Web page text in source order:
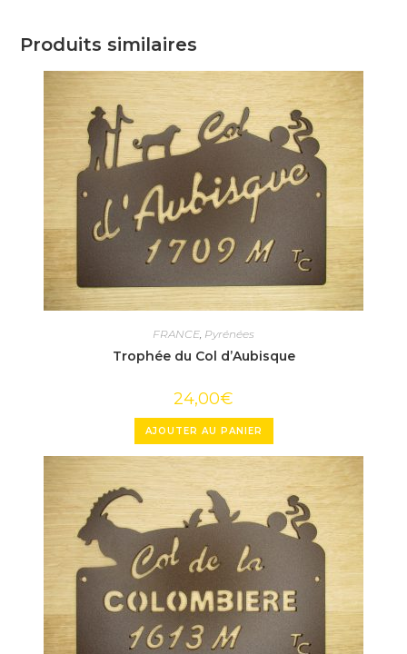
Produits similaires
FRANCE, Pyrénées
Trophée du Col d’Aubisque
24,00€
AJOUTER AU PANIER